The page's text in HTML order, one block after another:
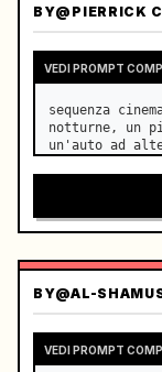
BY@PIERRICK
VEDI PROMPT
sequenza
notturne, un
un'auto ad
BY@AL-
VEDI PROMPT